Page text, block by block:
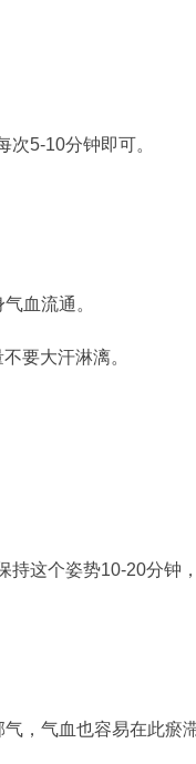
5-10分钟即可。
血流通。
要大汗淋漓。
这个姿势10-20分钟，
，气血也容易在此瘀滞